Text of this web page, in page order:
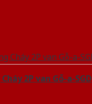
2P van Gỗ-a-SGD